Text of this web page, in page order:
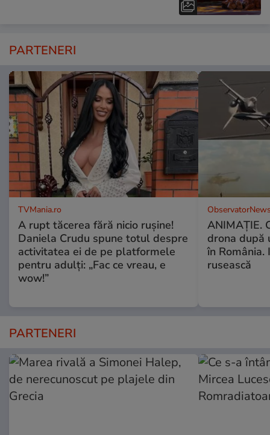
PARTENERI
TVMania.ro
A rupt tăcerea fără nicio rușine!
Daniela Crudu spune totul despre
activitatea ei de pe platformele
pentru adulți: „Fac ce vreau, e
wow!”
ANIMAŢIE.
drona după
în România.
rusească
PARTENERI